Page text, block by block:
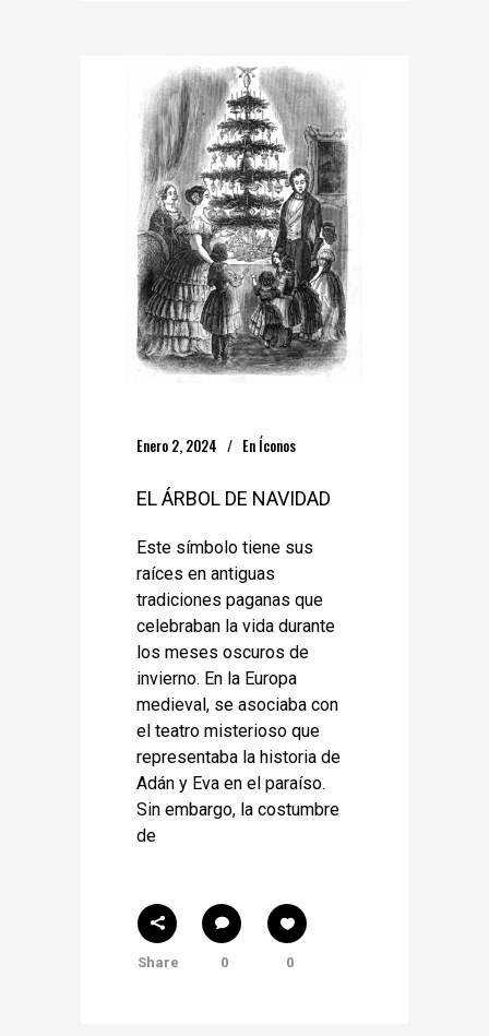
Enero 2, 2024 En Íconos
EL ÁRBOL DE NAVIDAD
Este símbolo tiene sus
raíces en antiguas
tradiciones paganas que
celebraban la vida durante
los meses oscuros de
invierno. En la Europa
medieval, se asociaba con
el teatro misterioso que
representaba la historia de
Adán y Eva en el paraíso.
Sin embargo, la costumbre
de
Share 0 0